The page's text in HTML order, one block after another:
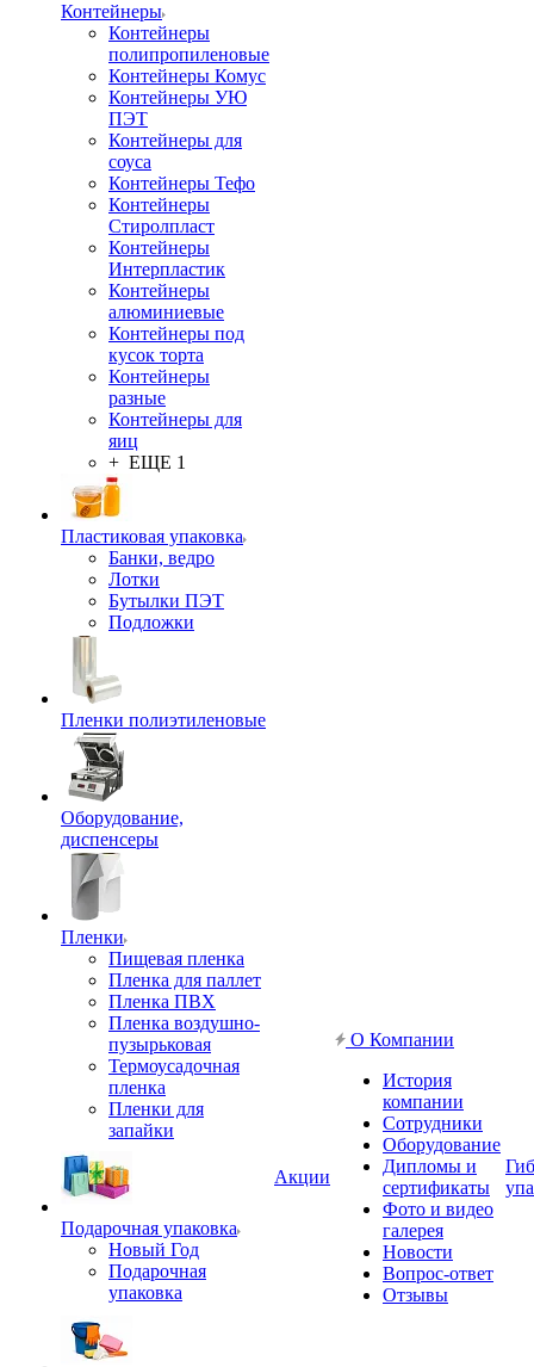
Контейнеры
Контейнеры
полипропиленовые
Контейнеры Комус
Контейнеры УЮ
ПЭТ
Контейнеры для
соуса
Контейнеры Тефо
Контейнеры
Стиролпласт
Контейнеры
Интерпластик
Контейнеры
алюминиевые
Контейнеры под
кусок торта
Контейнеры
разные
Контейнеры для
яиц
+ ЕЩЕ 1
Пластиковая упаковка
Банки, ведро
Лотки
Бутылки ПЭТ
Подложки
Пленки полиэтиленовые
Оборудование,
диспенсеры
Пленки
Пищевая пленка
Пленка для паллет
Пленка ПВХ
Пленка воздушно-
пузырьковая
Термоусадочная
пленка
Пленки для
запайки
Подарочная упаковка
Новый Год
Подарочная
упаковка
Акции
О Компании
История
компании
Сотрудники
Оборудование
Дипломы и
сертификаты
Фото и видео
галерея
Новости
Вопрос-ответ
Отзывы